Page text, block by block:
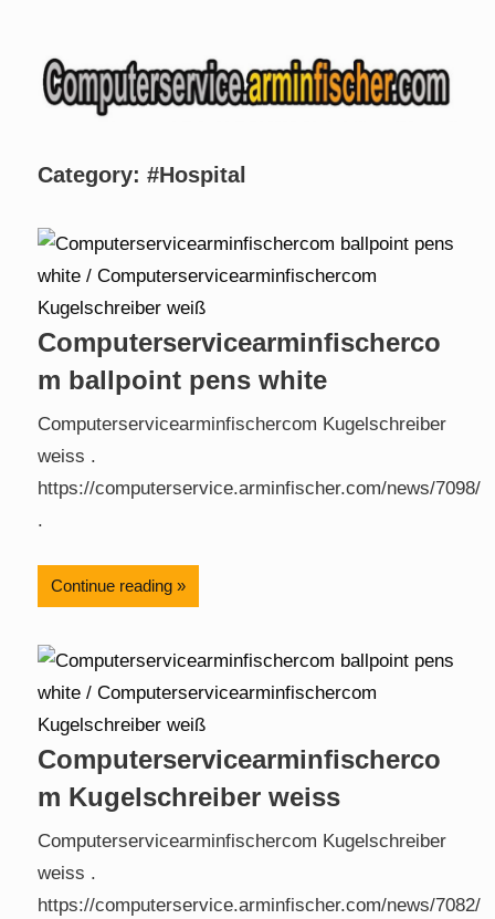
nicht verfügbar.
Category: #Hospital
Computerservicearminfischerco
m ballpoint pens white
Computerservicearminfischercom Kugelschreiber
weiss .
https://computerservice.arminfischer.com/news/7098/
.
Continue reading
Computerservicearminfischerco
m Kugelschreiber weiss
Computerservicearminfischercom Kugelschreiber
weiss .
https://computerservice.arminfischer.com/news/7082/